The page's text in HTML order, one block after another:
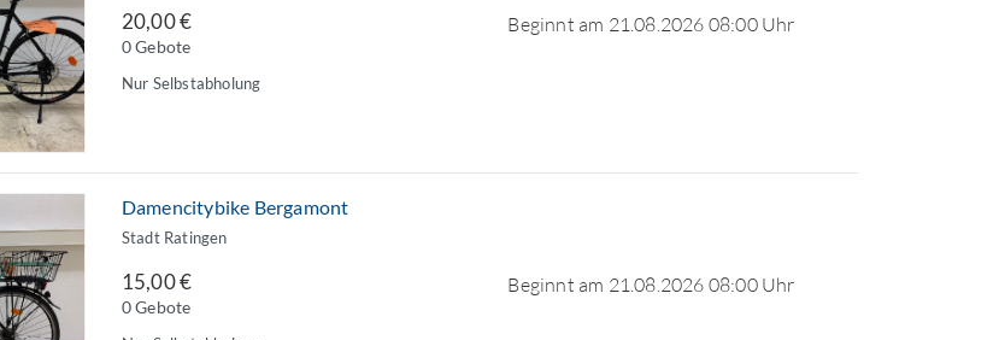
20,00 €
0 Gebote
Nur Selbstabholung
Beginnt am 21.08.2026 08:00 Uhr
Damencitybike Bergamont
Stadt Ratingen
15,00 €
0 Gebote
Beginnt am 21.08.2026 08:00 Uhr